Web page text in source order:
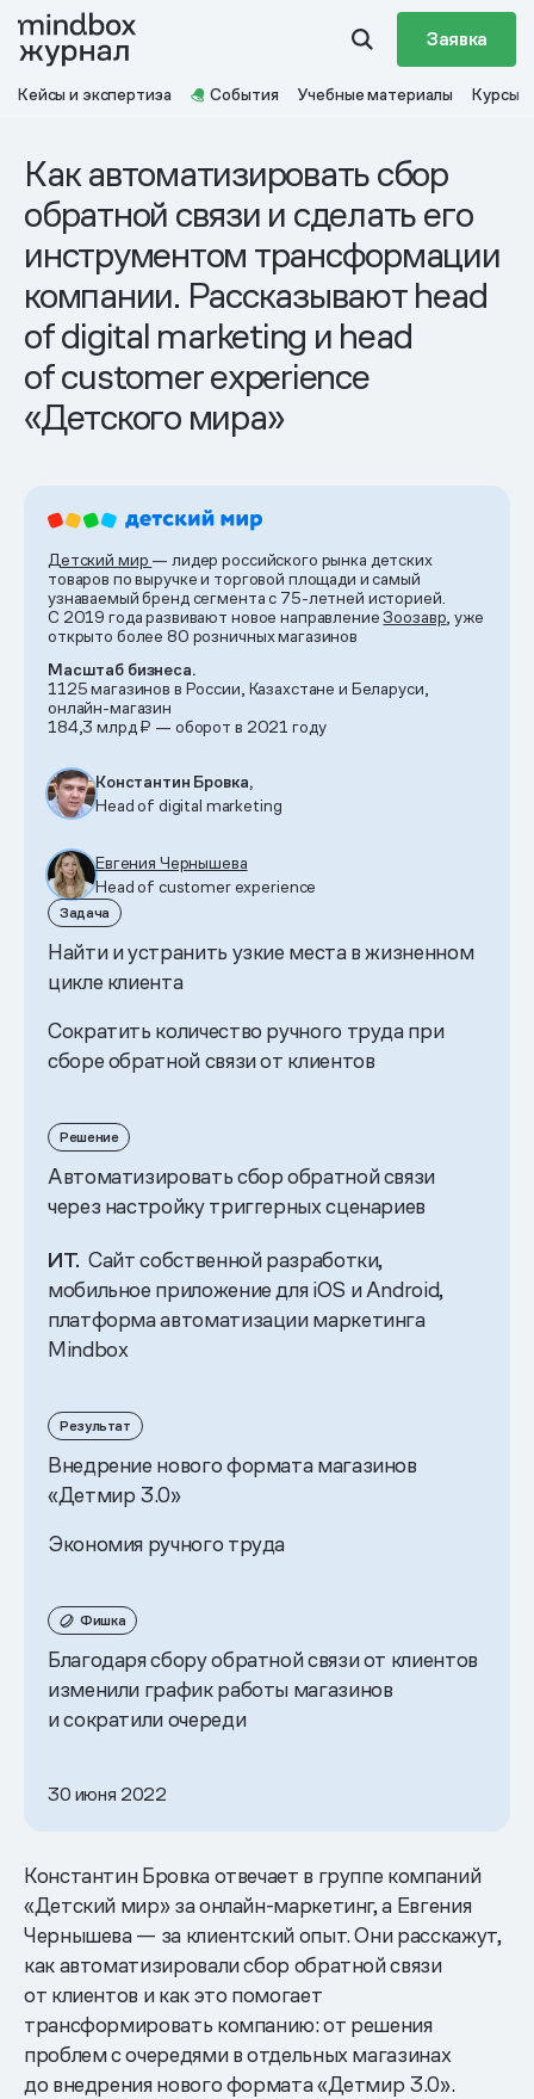
Заявка
Кейсы и экспертиза События Учебные материалы Курсы
Как автоматизировать сбор
обратной связи и сделать его
инструментом трансформации
компании. Рассказывают head
of digital marketing и head
of customer experience
«Детского мира»
Детский мир — лидер российского рынка детских
товаров по выручке и торговой площади и самый
узнаваемый бренд сегмента с 75-летней историей.
С 2019 года развивают новое направлениеЗоозавр, уже
открыто более 80 розничных магазинов
Масштаб бизнеса.
1125 магазинов в России, Казахстане и Беларуси,
онлайн-магазин
184,3 млрд ₽ — оборот в 2021 году
Константин Бровка,
Head of digital marketing
Евгения Чернышева
Head of customer experience
Задача
Найти и устранить узкие места в жизненном
цикле клиента
Сократить количество ручного труда при
сборе обратной связи от клиентов
Решение
Автоматизировать сбор обратной связи
через настройку триггерных сценариев
ИТ.Сайт собственной разработки,
мобильное приложение для iOS и Android,
платформа автоматизации маркетинга
Mindbox
Результат
Внедрение нового формата магазинов
«Детмир 3.0»
Экономия ручного труда
Фишка
Благодаря сбору обратной связи от клиентов
изменили график работы магазинов
и сократили очереди
30 июня 2022
Константин Бровка отвечает в группе компаний
«Детский мир» за онлайн-маркетинг, а Евгения
Чернышева — за клиентский опыт. Они расскажут,
как автоматизировали сбор обратной связи
от клиентов и как это помогает
трансформировать компанию: от решения
проблем с очередями в отдельных магазинах
до внедрения нового формата «Детмир 3.0».